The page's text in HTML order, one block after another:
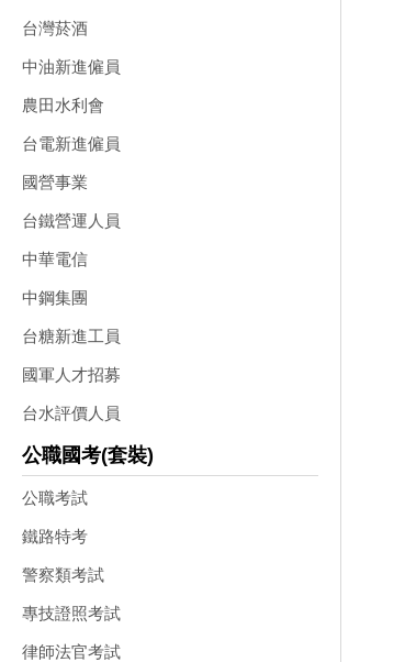
台灣菸酒
中油新進僱員
農田水利會
台電新進僱員
國營事業
台鐵營運人員
中華電信
中鋼集團
台糖新進工員
國軍人才招募
台水評價人員
公職國考(套裝)
公職考試
鐵路特考
警察類考試
專技證照考試
律師法官考試